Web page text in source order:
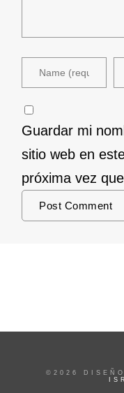
Guardar mi
sitio web en
próxima vez
©2026